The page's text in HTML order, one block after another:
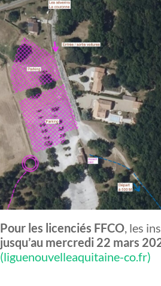
Pour les licenciés FFCO, les
jusqu’au mercredi 22 mars
(liguenouvelleaquitaine-co.fr)